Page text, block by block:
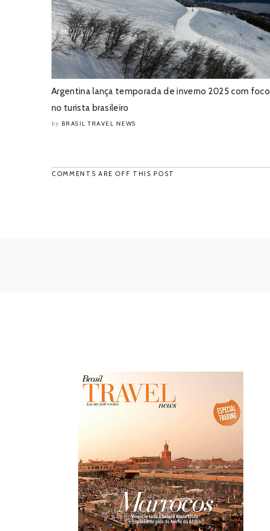
Argentina lança temporada de inverno 2025 com foco
no turista brasileiro
by BRASIL TRAVEL NEWS
COMMENTS ARE OFF THIS POST